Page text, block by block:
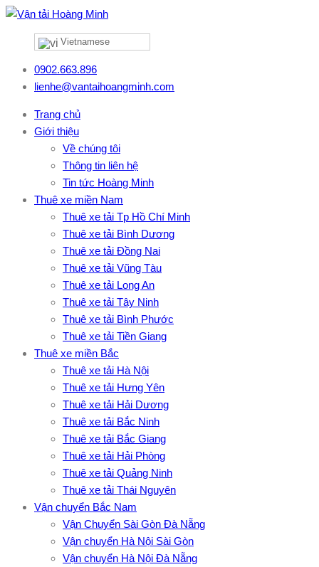
Vietnamese
0902.663.896
lienhe@vantaihoangminh.com
Trang chủ
Giới thiệu
Về chúng tôi
Thông tin liên hệ
Tin tức Hoàng Minh
Thuê xe miền Nam
Thuê xe tải Tp Hồ Chí Minh
Thuê xe tải Bình Dương
Thuê xe tải Đồng Nai
Thuê xe tải Vũng Tàu
Thuê xe tải Long An
Thuê xe tải Tây Ninh
Thuê xe tải Bình Phước
Thuê xe tải Tiền Giang
Thuê xe miền Bắc
Thuê xe tải Hà Nội
Thuê xe tải Hưng Yên
Thuê xe tải Hải Dương
Thuê xe tải Bắc Ninh
Thuê xe tải Bắc Giang
Thuê xe tải Hải Phòng
Thuê xe tải Quảng Ninh
Thuê xe tải Thái Nguyên
Vận chuyển Bắc Nam
Vận Chuyển Sài Gòn Đà Nẵng
Vận chuyển Hà Nội Sài Gòn
Vận chuyển Hà Nội Đà Nẵng